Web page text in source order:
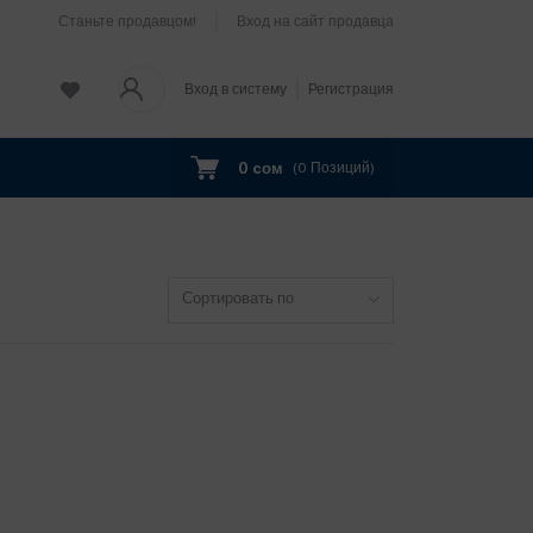
Станьте продавцом! Вход на сайт продавца
Вход в систему Регистрация
0 cом (0 Позиций)
Сортировать по